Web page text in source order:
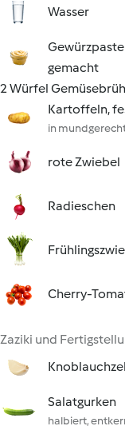
Wasser
gemacht
2 Würfel
Kartoffeln,
in
rote Zwiebel
Radieschen
Cherry-
Zaziki und
Salatgurken
halbiert,